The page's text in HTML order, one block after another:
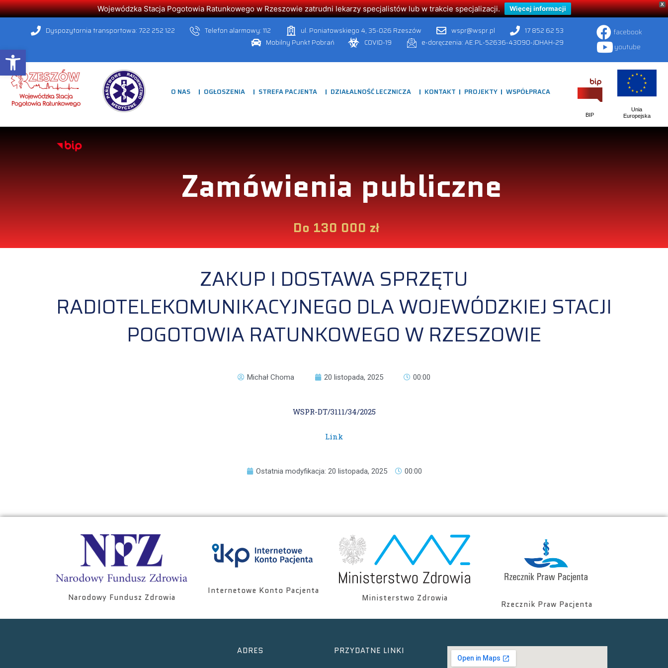
Open toolbar
X
Wojewódzka Stacja Pogotowia Ratunkowego w Rzeszowie zatrudni lekarzy specjalistów lub w trakcie specjalizacji. Więcej informacji
Dyspozytornia transportowa: 722 252 122 Telefon alarmowy: 112 ul. Poniatowskiego 4, 35-026 Rzeszów wspr@wspr.pl
17 852 62 53
Mobilny Punkt Pobrań
COVID-19 e-doręczenia: AE:PL-52636-43090-JDHAH-29
facebook
youtube
O NAS OGŁOSZENIA STREFA PACJENTA DZIAŁALNOŚĆ LECZNICZA KONTAKT PROJEKTY WSPÓŁPRACA
BIP
Unia
Europejska
Zamówienia publiczne
Do 130 000 zł
ZAKUP I DOSTAWA SPRZĘTU
RADIOTELEKOMUNIKACYJNEGO DLA WOJEWÓDZKIEJ STACJI
POGOTOWIA RATUNKOWEGO W RZESZOWIE
Michał Choma 20 listopada, 2025 00:00
WSPR-DT/3111/34/2025
Link
Ostatnia modyfikacja: 20 listopada, 2025 00:00
Narodowy Fundusz Zdrowia
Internetowe Konto Pacjenta
Ministerstwo Zdrowia
Rzecznik Praw Pacjenta
ADRES PRZYDATNE LINKI